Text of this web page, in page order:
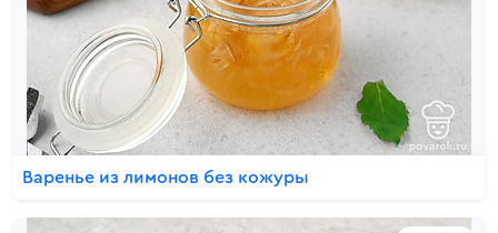
Варенье из лимонов без кожуры